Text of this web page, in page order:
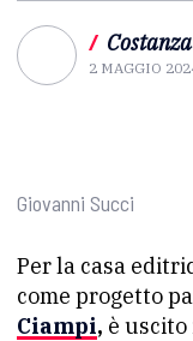
/
2 MAGGIO
Giovanni Succi
Per la casa
come progetto
Ciampi, è